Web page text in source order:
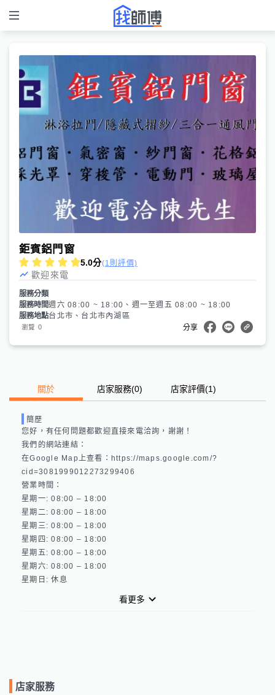
鉅賓鋁門窗
5.0分(1則評價)
歡迎來電
服務分類
服務時間週六 08:00 ~ 18:00、週一至週五 08:00 ~ 18:00
服務地點台北市、台北市內湖區
瀏覽 0 分享
關於 店家服務(0) 店家評價(1)
簡歷
您好，有任何問題都歡迎直接來電洽詢，謝謝！
我們的網站連結：
在Google Map上查看：https://maps.google.com/?
cid=3081999012273299406
營業時間：
星期一: 08:00 – 18:00
星期二: 08:00 – 18:00
星期三: 08:00 – 18:00
星期四: 08:00 – 18:00
星期五: 08:00 – 18:00
星期六: 08:00 – 18:00
看更多
店家服務